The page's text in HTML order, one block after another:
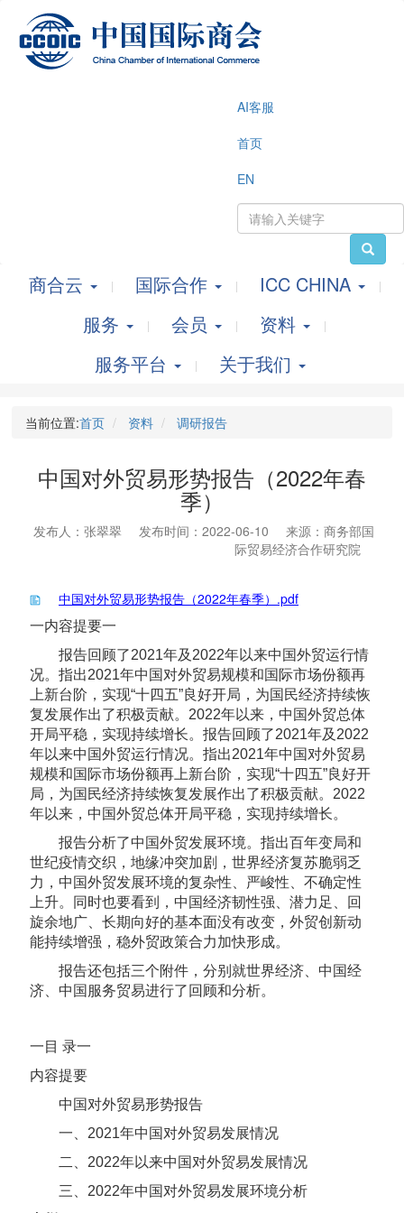
AI客服
首页
EN
商合云 国际合作
ICC CHINA
服务
会员
资料
服务平台
关于我们
当前位置:首页 资料 调研报告
中国对外贸易形势报告（2022年春
季）
发布人：张翠翠 发布时间：2022-06-10
来源：商务部国
际贸易经济合作研究院
中国对外贸易形势报告（2022年春季）.pdf
一内容提要一
报告回顾了2021年及2022年以来中国外贸运行情
况。指出2021年中国对外贸易规模和国际市场份额再
上新台阶，实现“十四五”良好开局，为国民经济持续恢
复发展作出了积极贡献。2022年以来，中国外贸总体
开局平稳，实现持续增长。报告回顾了2021年及2022
年以来中国外贸运行情况。指出2021年中国对外贸易
规模和国际市场份额再上新台阶，实现“十四五”良好开
局，为国民经济持续恢复发展作出了积极贡献。2022
年以来，中国外贸总体开局平稳，实现持续增长。
报告分析了中国外贸发展环境。指出百年变局和
世纪疫情交织，地缘冲突加剧，世界经济复苏脆弱乏
力，中国外贸发展环境的复杂性、严峻性、不确定性
上升。同时也要看到，中国经济韧性强、潜力足、回
旋余地广、长期向好的基本面没有改变，外贸创新动
能持续增强，稳外贸政策合力加快形成。
报告还包括三个附件，分别就世界经济、中国经
济、中国服务贸易进行了回顾和分析。
一‍‍‍‍‍目 录一
内容提要
中国对外贸易形势报告
一、2021年中国对外贸易发展情况
二、2022年以来中国对外贸易发展情况
三、2022年中国对外贸易发展环境分析